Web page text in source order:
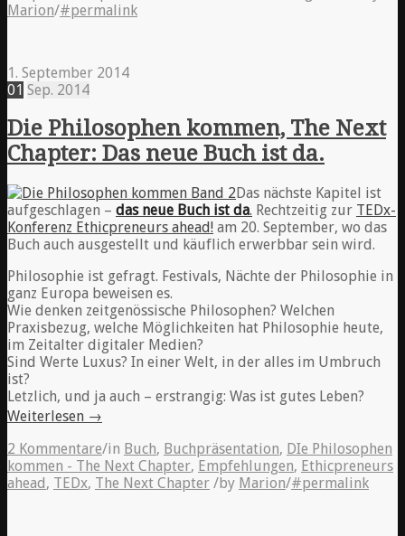
Marion/#permalink
1. September 2014
01 Sep. 2014
Die Philosophen kommen, The Next
Chapter: Das neue Buch ist da.
Das nächste Kapitel ist
aufgeschlagen – das neue Buch ist da. Rechtzeitig zur TEDx-
Konferenz Ethicpreneurs ahead! am 20. September, wo das
Buch auch ausgestellt und käuflich erwerbbar sein wird.
Philosophie ist gefragt. Festivals, Nächte der Philosophie in
ganz Europa beweisen es.
Wie denken zeitgenössische Philosophen? Welchen
Praxisbezug, welche Möglichkeiten hat Philosophie heute,
im Zeitalter digitaler Medien?
Sind Werte Luxus? In einer Welt, in der alles im Umbruch
ist?
Letzlich, und ja auch – erstrangig: Was ist gutes Leben?
Weiterlesen →
2 Kommentare/in Buch, Buchpräsentation, DIe Philosophen
kommen - The Next Chapter, Empfehlungen, Ethicpreneurs
ahead , TEDx, The Next Chapter /by Marion/#permalink